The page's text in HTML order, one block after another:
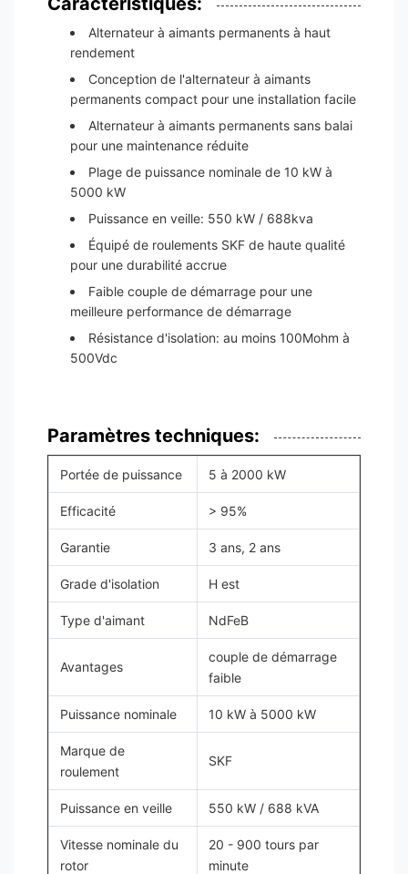
Alternateur à aimants permanents à haut
rendement
Conception de l'alternateur à aimants
permanents compact pour une installation facile
Alternateur à aimants permanents sans balai
pour une maintenance réduite
Plage de puissance nominale de 10 kW à
5000 kW
Puissance en veille: 550 kW / 688kva
Équipé de roulements SKF de haute qualité
pour une durabilité accrue
Faible couple de démarrage pour une
meilleure performance de démarrage
Résistance d'isolation: au moins 100Mohm à
500Vdc
Paramètres techniques:
Portée de puissance 5 à 2000 kW
Efficacité > 95%
Garantie 3 ans, 2 ans
Grade d'isolation H est
Type d'aimant NdFeB
Avantages
couple de démarrage
faible
Puissance nominale 10 kW à 5000 kW
Marque de
roulement
SKF
Puissance en veille 550 kW / 688 kVA
Vitesse nominale du
rotor
20 - 900 tours par
minute